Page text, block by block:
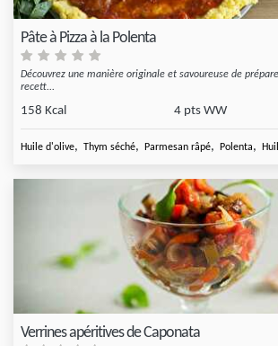
Pâte à Pizza à la Polenta
Découvrez une manière originale et savoureuse de
recett...
158 Kcal 4 pts WW
Huile d'olive, Thym séché, Parmesan râpé, Polenta,
Verrines apéritives de Caponata